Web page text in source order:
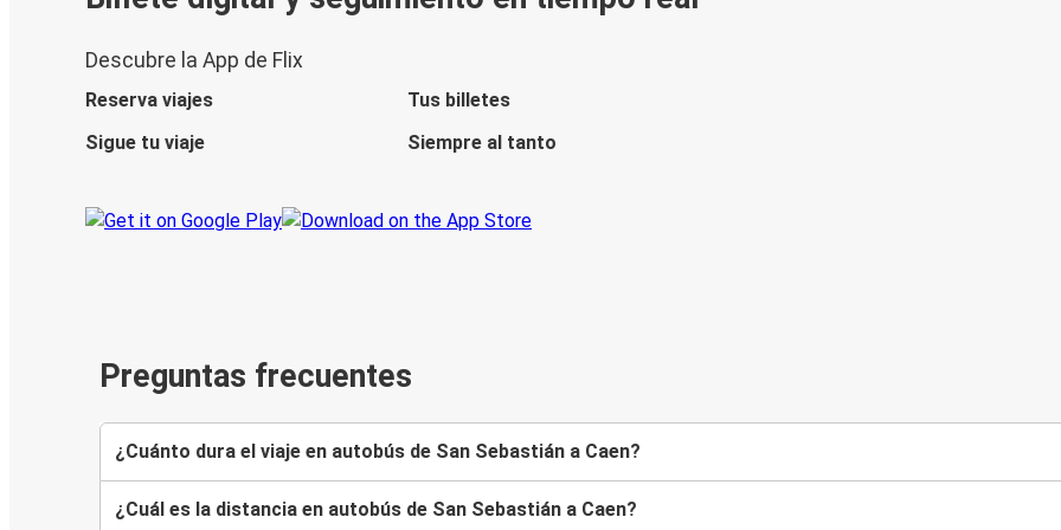
Descubre la App de Flix
Reserva viajes
Tus billetes
Sigue tu viaje
Siempre al tanto
Preguntas frecuentes
¿Cuánto dura el viaje en autobús de San Sebastián a Caen?
¿Cuál es la distancia en autobús de San Sebastián a Caen?